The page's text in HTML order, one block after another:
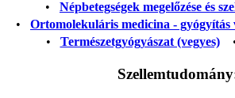
• Népbetegségek megelőzése és
• Ortomolekuláris medicina -
• Természetgyógyászat (vegyes)